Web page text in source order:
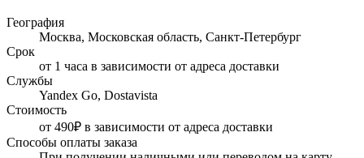
География
Москва, Московская область, Санкт-Петербург
Срок
от 1 часа в зависимости от адреса доставки
Службы
Yandex Go, Dostavista
Стоимость
от 490₽ в зависимости от адреса доставки
Способы оплаты заказа